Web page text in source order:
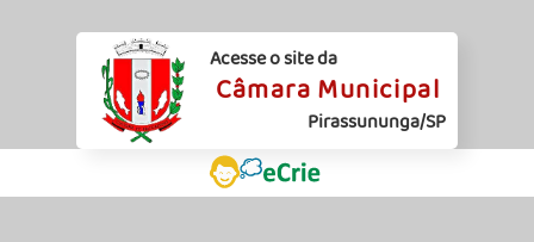
Acesse o site da
Câmara Municipal
Pirassununga/SP